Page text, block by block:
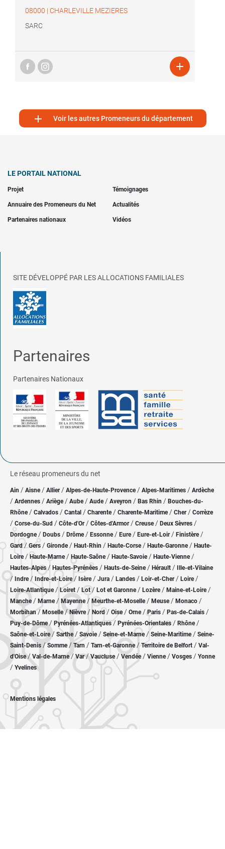
08000 | CHARLEVILLE MEZIERES
SARC

 Voir les autres Promeneurs du département
LE PORTAIL NATIONAL
Projet Témoignages
Annuaire des Promeneurs du Net Actualités
Partenaires nationaux Vidéos
SITE DÉVELOPPÉ PAR LES ALLOCATIONS FAMILIALES
Partenaires
Partenaires Nationaux
Le réseau promeneurs du net
Ain / Aisne/ Allier/ Alpes-de-Haute-Provence / Alpes-Maritimes / Ardèche
/ Ardennes / Ariège/ Aube/ Aude / Aveyron / Bas Rhin / Bouches-du-
Rhône/ Calvados / Cantal / Charente / Charente-Maritime/ Cher / Corrèze
/ Corse-du-Sud / Côte-d'Or / Côtes-d'Armor/ Creuse/ Deux Sèvres /
Dordogne/ Doubs / Drôme/ Essonne / Eure/ Eure-et-Loir / Finistère/
Gard/Gers / Gironde/ Haut-Rhin / Haute-Corse/ Haute-Garonne/ Haute-
Loire/Haute-Marne/ Haute-Saône/ Haute-Savoie/ Haute-Vienne/
Hautes-Alpes/ Hautes-Pyrénées / Hauts-de-Seine/ Hérault / Ille-et-Vilaine
/ Indre/ Indre-et-Loire/ Isère/ Jura / Landes / Loir-et-Cher/ Loire/
Loire-Atlantique/ Loiret / Lot/ Lot et Garonne/ Lozère / Maine-et-Loire/
Manche/ Marne/ Mayenne/ Meurthe-et-Moselle/ Meuse/ Monaco /
Morbihan/ Moselle/ Nièvre / Nord/ Oise / Orne/Paris / Pas-de-Calais /
Puy-de-Dôme/ Pyrénées-Atlantiques / Pyrénées-Orientales / Rhône/
Saône-et-Loire/ Sarthe/ Savoie/ Seine-et-Marne/ Seine-Maritime/ Seine-
Saint-Denis /Somme/ Tarn / Tarn-et-Garonne/Territoire de Belfort / Val-
d'Oise/ Val-de-Marne/Var/Vaucluse/ Vendée/ Vienne/ Vosges / Yonne
/ Yvelines
Mentions légales